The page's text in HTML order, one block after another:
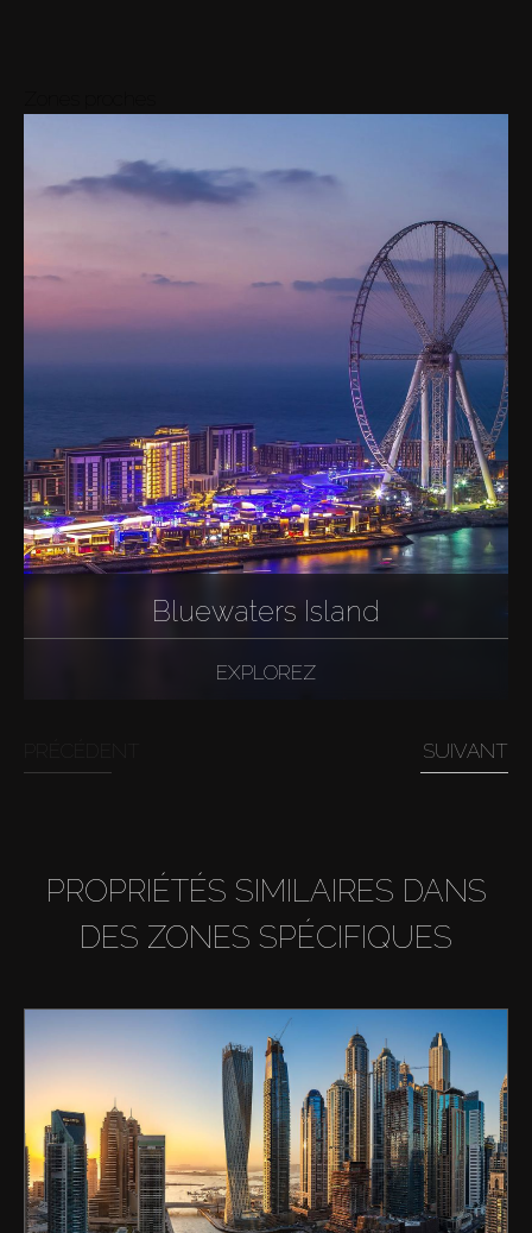
Bluewaters Island
EXPLOREZ
SUIVANT
PROPRIÉTÉS SIMILAIRES DANS
DES ZONES SPÉCIFIQUES